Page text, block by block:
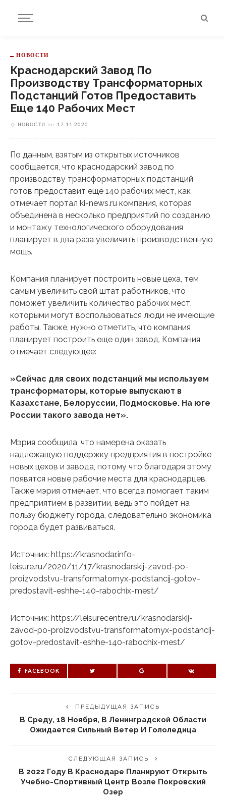
НОВОСТИ
Краснодарский Завод По
Производству Трансформаторных
Подстанций Готов Предоставить
Еще 140 Рабочих Мест
НОВОСТИ on 17.11.2020
По данным, взятым из открытых источников
сообщается, что краснодарский завод по
производству трансформаторных подстанций
готов предоставит еще 140 рабочих мест, как
отмечает портал ki-news.ru компания, которая
объединена в несколько предприятий по созданию
и монтажу технологического оборудования
планирует в два раза увеличить производственную
мощь.
Компания планирует построить новые цеха, тем
самым увеличить свой штат работников, что
поможет увеличить количество рабочих мест,
которыми могут воспользоваться люди не имеющие
работы. Также, нужно отметить, что компания
планирует построить еще один завод. Компания
отмечает следующее:
»Сейчас для своих подстанций мы используем
трансформаторы, которые выпускают в
Казахстане, Белоруссии, Подмосковье. На юге
России такого завода нет».
Мэрия сообщила, что намерена оказать
надлежащую поддержку предприятия в постройке
новых цехов и завода, потому что благодаря этому
появятся новые рабочие места для краснодарцев.
Также мэрия отмечает, что всегда помогает таким
предприятием в развитии, ведь это пойдет на
пользу бюджету города, следовательно экономика
города будет развиваться.
Источник: https://krasnodar.info-
leisure.ru/2020/11/17/krasnodarskij-zavod-po-
proizvodstvu-transformatornyx-podstancij-gotov-
predostavit-eshhe-140-rabochix-mest/
Источник: https://leisurecentre.ru/krasnodarskij-
zavod-po-proizvodstvu-transformatornyx-podstancij-
gotov-predostavit-eshhe-140-rabochix-mest/
FACEBOOK
ПРЕДЫДУЩАЯ ЗАПИСЬ
В Среду, 18 Ноября, В Ленинградской Области
Ожидается Сильный Ветер И Гололедица
СЛЕДУЮЩАЯ ЗАПИСЬ
В 2022 Году В Краснодаре Планируют Открыть
Учебно-Спортивный Центр Возле Покровский
Озер